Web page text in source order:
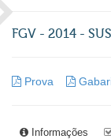
FGV - 2014 -
Prova
Informações